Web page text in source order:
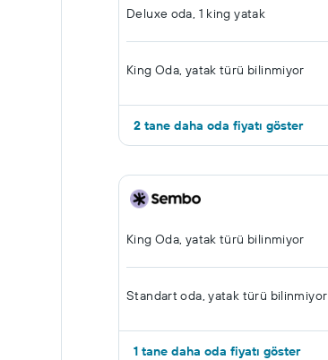
Deluxe oda, 1 king yatak
King Oda, yatak türü bilinmiyor
2 tane daha oda fiyatı göster
King Oda, yatak türü bilinmiyor
Standart oda, yatak türü bilinmiyor
1 tane daha oda fiyatı göster